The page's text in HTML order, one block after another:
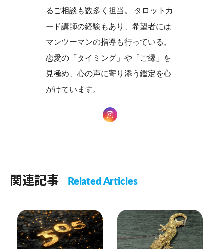
るご相談も数多く担当。 タロットカ
ード講師の経験もあり、希望者には
マンツーマンの指導も行っている。
恋愛の「タイミング」や「ご縁」を
見極め、心の声に寄り添う鑑定を心
がけています。
関連記事 Related Articles